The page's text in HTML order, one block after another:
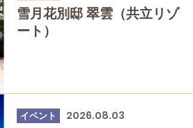
雪月花別邸 翠雲（共立リゾ
ート）
イベント 2026.08.03